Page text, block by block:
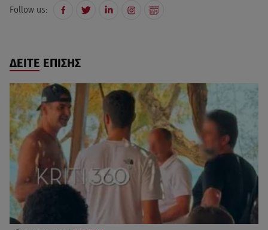
Follow us:
ΔΕΙΤΕ ΕΠΙΣΗΣ